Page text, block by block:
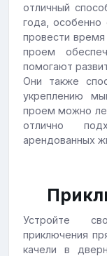
отличный
года, особенно
провести время
проем
помогают
Они также
укреплению
проем можно
отлично
арендованных
Устройте
приключения
качели в